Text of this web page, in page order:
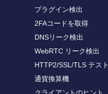
プラグイン検出
2FAコードを取得
DNSリーク検出
WebRTC リーク検出
HTTP2/SSL/TLS テスト
通貨換算機